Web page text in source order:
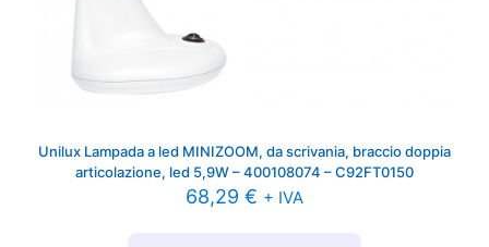
Unilux Lampada a led MINIZOOM, da scrivania, braccio doppia
articolazione, led 5,9W – 400108074 – C92FT0150
68,29 € + IVA